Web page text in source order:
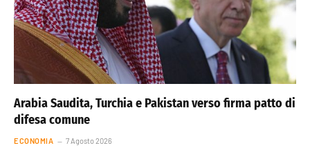
Arabia Saudita, Turchia e Pakistan verso firma patto di
difesa comune
ECONOMIA 7 Agosto 2026